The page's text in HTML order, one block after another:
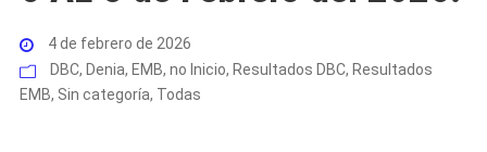
4 de febrero de 2026
DBC, Denia, EMB, no Inicio, Resultados DBC, Resultados
EMB, Sin categoría, Todas